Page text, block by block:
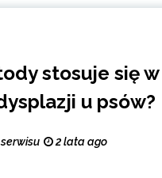
stosuje się w
u psów?
2 lata ago